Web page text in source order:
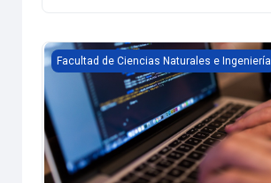
Manufactura Aditiva PY23-2-MA01
Facultad de Ciencias Naturales e Ingeniería